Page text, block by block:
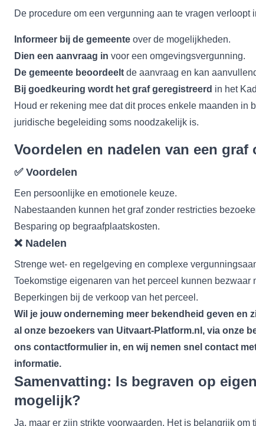
De procedure om een vergunning aan te vragen verloopt
Informeer bij de gemeente over de mogelijkheden.
Dien een aanvraag in voor een omgevingsvergunning.
De gemeente beoordeelt de aanvraag en kan
Bij goedkeuring wordt het graf geregistreerd in het
Houd er rekening mee dat dit proces enkele maanden in
juridische begeleiding soms noodzakelijk is.
Voordelen en nadelen van een graf
✅ Voordelen
Een persoonlijke en emotionele keuze.
Nabestaanden kunnen het graf zonder restricties
Besparing op begraafplaatskosten.
❌ Nadelen
Strenge wet- en regelgeving en complexe
Toekomstige eigenaren van het perceel kunnen bezwaar
Beperkingen bij de verkoop van het perceel.
Wil je jouw onderneming meer bekendheid geven en
al onze bezoekers van Uitvaart-Platform.nl, via onze
ons contactformulier in, en wij nemen snel contact
informatie.
Samenvatting: Is begraven op
mogelijk?
Ja, maar er zijn strikte voorwaarden. Het is belangrijk om